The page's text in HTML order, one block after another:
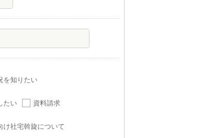
を知りたい
たい 資料請求
け社宅斡旋について